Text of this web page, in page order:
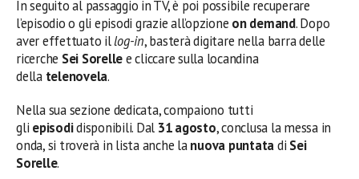
In seguito al passaggio in TV, è poi possibile recuperare
l’episodio o gli episodi grazie all’opzione on demand. Dopo
aver effettuato illog-in, basterà digitare nella barra delle
ricerche Sei Sorellee cliccare sulla locandina
della telenovela.
Nella sua sezione dedicata, compaiono tutti
gli episodidisponibili. Dal 31 agosto, conclusa la messa in
onda, si troverà in lista anche lanuova puntatadi Sei
Sorelle.